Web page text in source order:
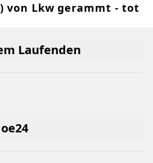
von Lkw gerammt - tot
Laufenden